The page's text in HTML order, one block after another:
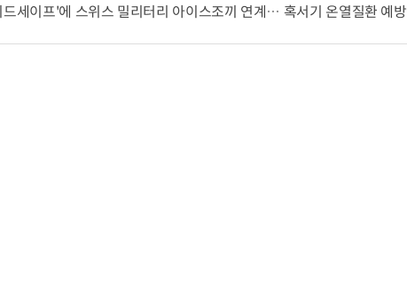
세이프'에 스위스 밀리터리 아이스조끼 연계… 혹서기 온열질환 예방 강화